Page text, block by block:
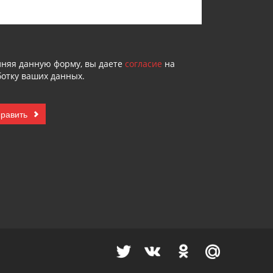
данную форму, вы даете согласие на
ваших данных.